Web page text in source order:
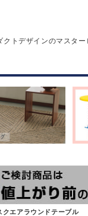
トデザインのマスタ
クエアラウンドテーブル